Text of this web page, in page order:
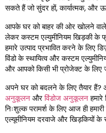
सकते हैं जो सुंदर हों, कार्यात्मक, और
आपके घर को बाहर की ओर खोलने वाले
लेकर कस्टम एल्युमीनियम खिड़की के
हमारे उत्पाद प्रभावित करने के लिए
विंडो के स्थायित्व और कस्टम
और आपको किसी भी प्रोजेक्ट के लिए
अपने घर को बदलने के लिए तैयार
अनुकूलनऔरविंडोज अनुकूलन
निःशुल्क परामर्श के लिए आज ही
एल्यूमीनियम दरवाजे और खिड़कियों